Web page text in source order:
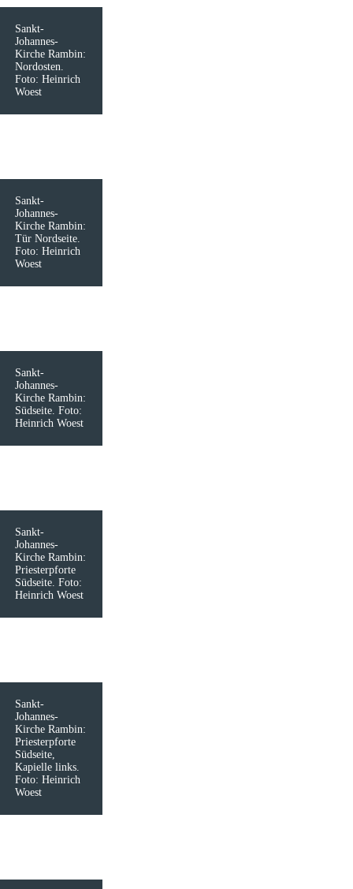
Sankt-
Johannes-
Kirche Rambin:
Nordosten.
Foto: Heinrich
Woest
Sankt-
Johannes-
Kirche Rambin:
Tür Nordseite.
Foto: Heinrich
Woest
Sankt-
Johannes-
Kirche Rambin:
Südseite. Foto:
Heinrich Woest
Sankt-
Johannes-
Kirche Rambin:
Priesterpforte
Südseite. Foto:
Heinrich Woest
Sankt-
Johannes-
Kirche Rambin:
Priesterpforte
Südseite,
Kapielle links.
Foto: Heinrich
Woest